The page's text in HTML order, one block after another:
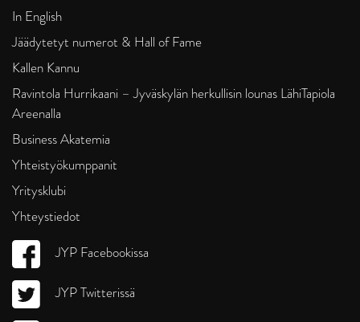
In English
Jäädytetyt numerot & Hall of Fame
Kallen Kannu
Ravintola Hurrikaani – Jyväskylän herkullisin lounas LähiTapiola
Areenalla
Business Akatemia
Yhteistyökumppanit
Yritysklubi
Yhteystiedot
JYP Facebookissa
JYP Twitterissä